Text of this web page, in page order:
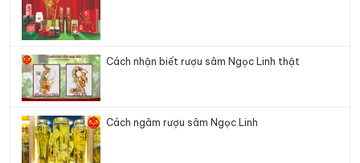
Cách nhận biết rượu sâm Ngọc Linh thật
Cách ngâm rượu sâm Ngọc Linh